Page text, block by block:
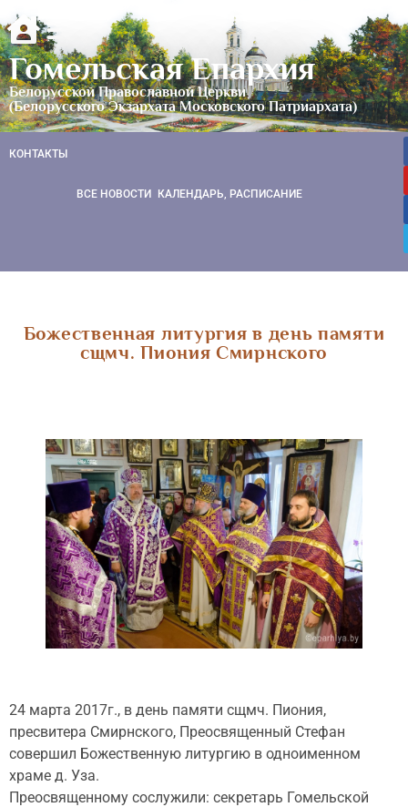
Гомельская Епархия
Белорусской Православной Церкви
(Белорусского Экзархата Московского Патриархата)
КОНТАКТЫ
ВСЕ НОВОСТИ КАЛЕНДАРЬ, РАСПИСАНИЕ
Божественная литургия в день памяти
сщмч. Пиония Смирнского
24 марта 2017г., в день памяти сщмч. Пиония,
пресвитера Смирнского, Преосвященный Стефан
совершил Божественную литургию в одноименном
храме д. Уза.
Преосвященному сослужили: секретарь Гомельской